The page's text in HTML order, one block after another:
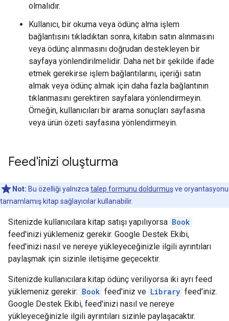
olmalıdır.
Kullanıcı, bir okuma veya ödünç alma işlem
bağlantısını tıkladıktan sonra, kitabın satın alınmasını
veya ödünç alınmasını doğrudan destekleyen bir
sayfaya yönlendirilmelidir. Daha net bir şekilde ifade
etmek gerekirse işlem bağlantılarını, içeriği satın
almak veya ödünç almak için daha fazla bağlantının
tıklanmasını gerektiren sayfalara yönlendirmeyin.
Örneğin, kullanıcıları bir arama sonuçları sayfasına
veya ürün özeti sayfasına yönlendirmeyin.
Feed'inizi oluşturma
Not: Bu özelliği yalnızca talep formunu doldurmuşve oryantasyonu
tamamlamış kitap sağlayıcılar kullanabilir.
Sitenizde kullanıcılara kitap satışı yapılıyorsa Book
feed'inizi yüklemeniz gerekir. Google Destek Ekibi,
feed'inizi nasıl ve nereye yükleyeceğinizle ilgili ayrıntıları
paylaşmak için sizinle iletişime geçecektir.
Sitenizde kullanıcılara kitap ödünç veriliyorsa iki ayrı feed
yüklemeniz gerekir: Book feed'iniz ve Library feed'iniz.
Google Destek Ekibi, feed'inizi nasıl ve nereye
yükleyeceğinizle ilgili ayrıntıları sizinle paylaşacaktır.